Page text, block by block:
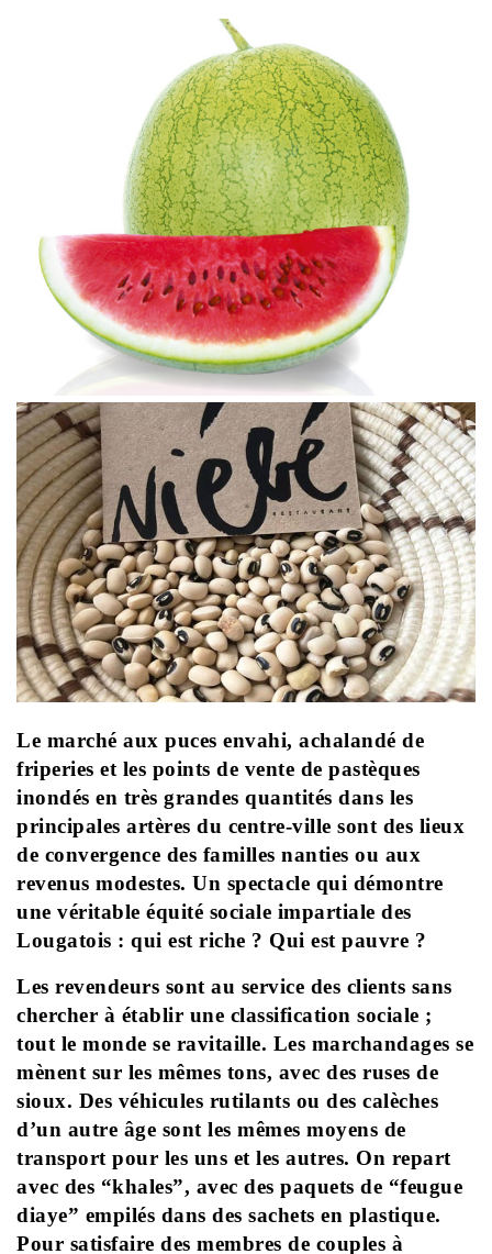
Le marché aux puces envahi, achalandé de
friperies et les points de vente de pastèques
inondés en très grandes quantités dans les
principales artères du centre-ville sont des lieux
de convergence des familles nanties ou aux
revenus modestes. Un spectacle qui démontre
une véritable équité sociale impartiale des
Lougatois : qui est riche ? Qui est pauvre ?
Les revendeurs sont au service des clients sans
chercher à établir une classification sociale ;
tout le monde se ravitaille. Les marchandages se
mènent sur les mêmes tons, avec des ruses de
sioux. Des véhicules rutilants ou des calèches
d’un autre âge sont les mêmes moyens de
transport pour les uns et les autres. On repart
avec des “khales”, avec des paquets de “feugue
diaye” empilés dans des sachets en plastique.
Pour satisfaire des membres de couples à